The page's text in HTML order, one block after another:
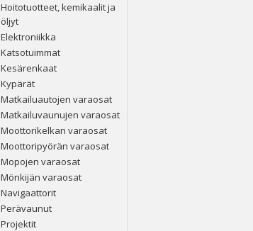
Hoitotuotteet, kemikaalit ja
öljyt
Elektroniikka
Katsotuimmat
Kesärenkaat
Kypärät
Matkailuautojen varaosat
Matkailuvaunujen varaosat
Moottorikelkan varaosat
Moottoripyörän varaosat
Mopojen varaosat
Mönkijän varaosat
Navigaattorit
Perävaunut
Projektit